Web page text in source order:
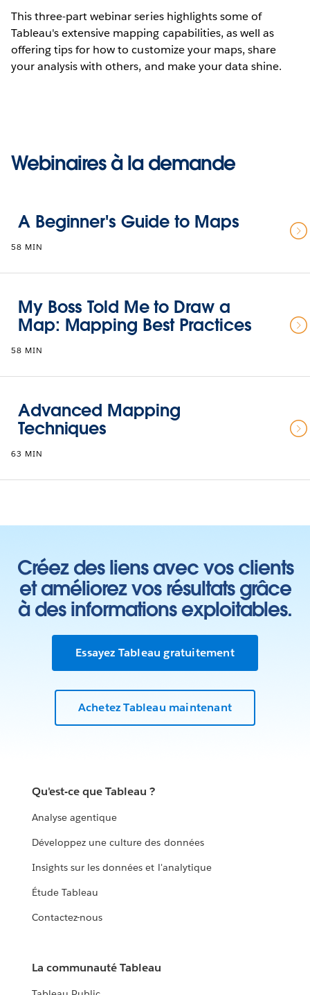
This three-part webinar series highlights some of
Tableau's extensive mapping capabilities, as well as
offering tips for how to customize your maps, share
your analysis with others, and make your data shine.
Webinaires à la demande
A Beginner's Guide to Maps
58 MIN
My Boss Told Me to Draw a
Map: Mapping Best Practices
58 MIN
Advanced Mapping
Techniques
63 MIN
Créez des liens avec vos clients
et améliorez vos résultats grâce
à des informations exploitables.
Essayez Tableau gratuitement
Achetez Tableau maintenant
Qu'est-ce que Tableau ?
Analyse agentique
Développez une culture des données
Insights sur les données et l'analytique
Étude Tableau
Contactez-nous
La communauté Tableau